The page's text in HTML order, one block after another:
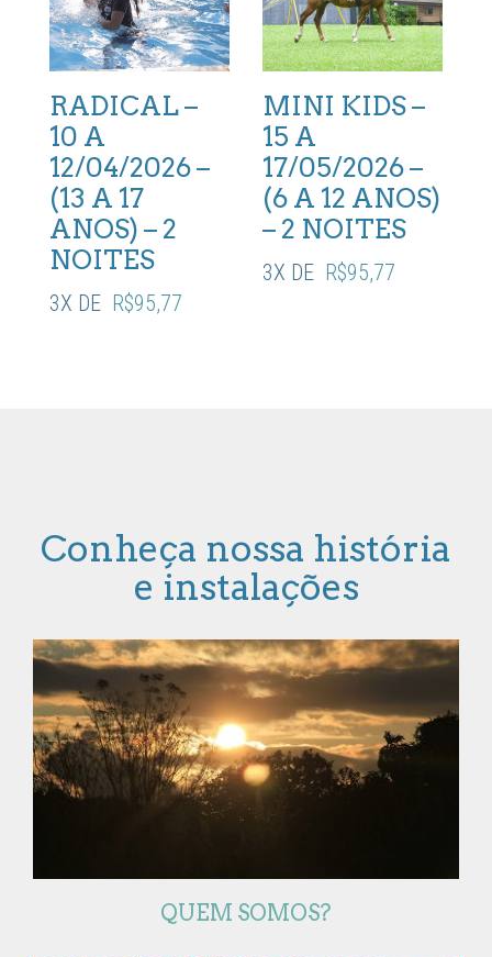
RADICAL –
10 A
12/04/2026 –
(13 A 17
ANOS) – 2
NOITES
3X DE R$95,77
MINI KIDS –
15 A
17/05/2026 –
(6 A 12 ANOS)
– 2 NOITES
3X DE R$95,77
Conheça nossa história
e instalações
QUEM SOMOS?